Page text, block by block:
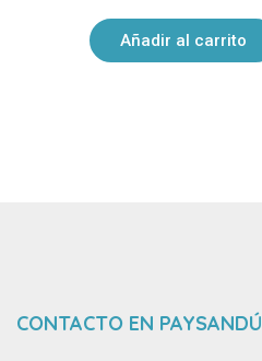
Añadir al carrito
CONTACTO EN PAYSANDÚ